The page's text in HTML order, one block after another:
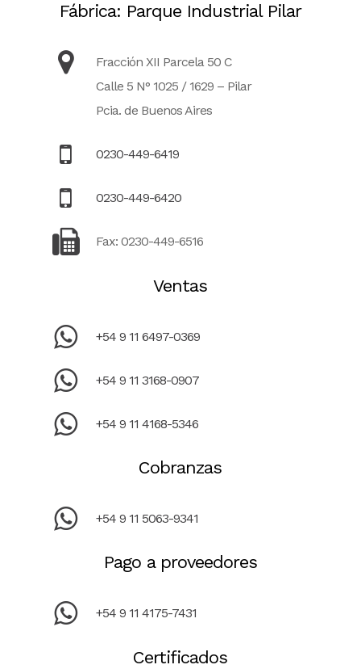
Fábrica: Parque Industrial Pilar
Fracción XII Parcela 50 C
Calle 5 N° 1025 / 1629 – Pilar
Pcia. de Buenos Aires
0230-449-6419
0230-449-6420
Fax: 0230-449-6516
Ventas
+54 9 11 6497-0369
+54 9 11 3168-0907
+54 9 11 4168-5346
Cobranzas
+54 9 11 5063-9341
Pago a proveedores
+54 9 11 4175-7431
Certificados